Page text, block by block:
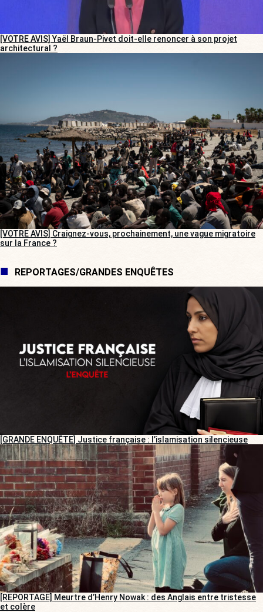
[VOTRE AVIS] Yaël Braun-Pivet doit-elle renoncer à son projet
architectural ?
[VOTRE AVIS] Craignez-vous, prochainement, une vague migratoire
sur la France ?
REPORTAGES/GRANDES ENQUÊTES
[GRANDE ENQUÊTE] Justice française : l’islamisation silencieuse
[REPORTAGE] Meurtre d’Henry Nowak : des Anglais entre tristesse
et colère